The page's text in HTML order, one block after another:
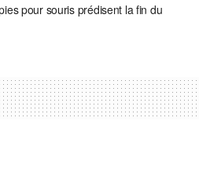
pour souris prédisent la fin du